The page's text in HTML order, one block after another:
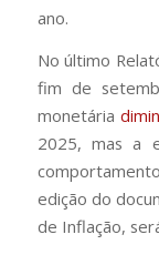
ano.
No último
fim de
monetária
2025, mas a
edição do
de Inflação,